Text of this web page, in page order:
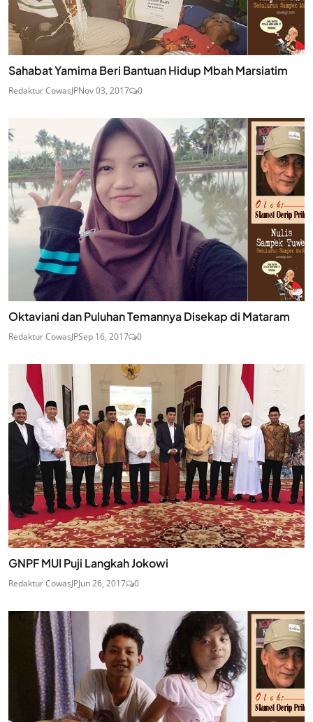
Sahabat Yamima Beri Bantuan Hidup Mbah Marsiatim
Redaktur CowasJPNov 03, 2017 0
Oktaviani dan Puluhan Temannya Disekap di Mataram
Redaktur CowasJPSep 16, 2017 0
GNPF MUI Puji Langkah Jokowi
Redaktur CowasJPJun 26, 2017 0